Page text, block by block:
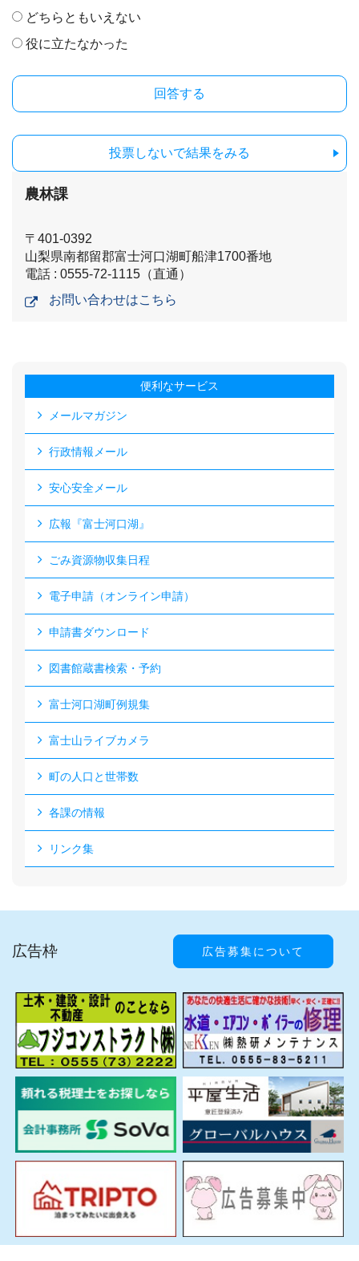
どちらともいえない
役に立たなかった
投票しないで結果をみる
農林課
〒401-0392
山梨県南都留郡富士河口湖町船津1700番地
電話 : 0555-72-1115（直通）
お問い合わせはこちら
便利なサービス
メールマガジン
行政情報メール
安心安全メール
広報『富士河口湖』
ごみ資源物収集日程
電子申請（オンライン申請）
申請書ダウンロード
図書館蔵書検索・予約
富士河口湖町例規集
富士山ライブカメラ
町の人口と世帯数
各課の情報
リンク集
広告枠 広告募集について